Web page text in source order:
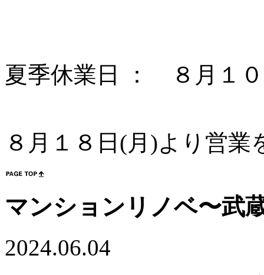
夏季休業日 ： ８月１
８月１８日(月)より営
マンションリノベ〜武
2024.06.04